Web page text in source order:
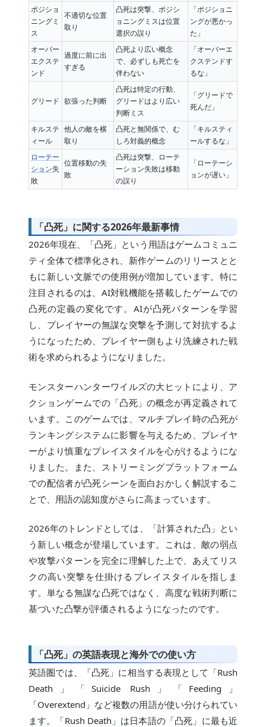
ポジショ
ニングミ
ス
不適切な位置
取り
凸死は突撃、ポジシ
ョニングミスは位置
選択の誤り
「ポジショニ
ングが悪かっ
た」
オーバー
エクステ
ンド
過度に前に出
すぎる
凸死より広い概念
で、必ずしも死亡を
伴わない
「オーバーエ
クステンドす
るな」
グリード 欲張った判断
凸死は特定の行動、
グリードはより広い
判断ミス
「グリードで
死んだ」
キルステ
ィール
他人の敵を横
取り
凸死と無関係で、む
しろ対義的概念
「キルスティ
ールするな」
ローテー
ション失
敗
位置移動の失
敗
凸死は突撃、ローテ
ーション失敗は移動
の誤り
「ローテーシ
ョンが遅い」
「凸死」に関する2026年最新事情
2026年現在、「凸死」という用語はゲームコミュニ
ティ全体で標準化され、新作ゲームのリリースとと
もに新しい文脈での使用例が増加しています。特に
注目されるのは、AI対戦機能を搭載したゲームでの
凸死の定義の変化です。AIが凸死パターンを学習
し、プレイヤーの無謀な突撃を予測して対抗するよ
うになったため、プレイヤー側もより洗練された戦
術を求められるようになりました。
モンスターハンターワイルズの大ヒットにより、ア
クションゲームでの「凸死」の概念が再定義されて
います。このゲームでは、マルチプレイ時の凸死が
ランキングシステムに影響を与えるため、プレイヤ
ーがより慎重なプレイスタイルを心がけるようにな
りました。また、ストリーミングプラットフォーム
での配信者が凸死シーンを面白おかしく解説するこ
とで、用語の認知度がさらに高まっています。
2026年のトレンドとしては、「計算された凸」とい
う新しい概念が登場しています。これは、敵の弱点
や攻撃パターンを完全に理解した上で、あえてリス
クの高い突撃を仕掛けるプレイスタイルを指しま
す。単なる無謀な凸死ではなく、高度な戦術判断に
基づいた凸撃が評価されるようになったのです。
「凸死」の英語表現と海外での使い方
英語圏では、「凸死」に相当する表現として「Rush
Death」「Suicide Rush」「Feeding」
「Overextend」など複数の用語が使い分けられてい
ます。「Rush Death」は日本語の「凸死」に最も近